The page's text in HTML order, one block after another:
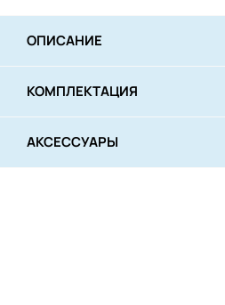
ОПИСАНИЕ
КОМПЛЕКТАЦИЯ
АКСЕССУАРЫ